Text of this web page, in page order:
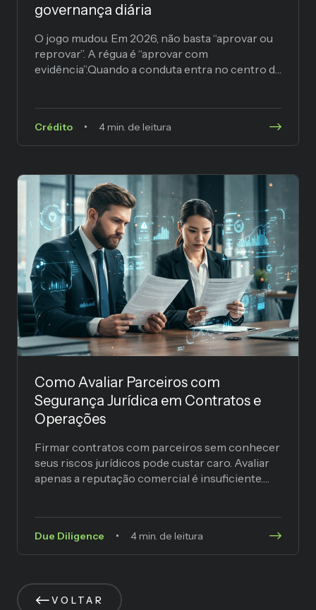
governança diária
O jogo mudou. Em 2026, não basta “aprovar ou
reprovar”. A régua é “aprovar com
evidência”.Quando a conduta entra no centro da
Crédito 4 min. de leitura
Como Avaliar Parceiros com
Segurança Jurídica em Contratos e
Operações
Firmar contratos com parceiros sem conhecer
seus riscos jurídicos pode custar caro. Avaliar
apenas a reputação comercial é insuficiente.
Due Diligence 4 min. de leitura
VOLTAR